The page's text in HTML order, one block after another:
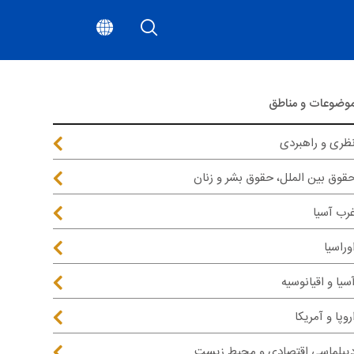
و مناطق
نظری و راهبردی
بین الملل، حقوق بشر و زنان
آسیا
اوراسیا
و اقیانوسیه
اروپا و آمریکا